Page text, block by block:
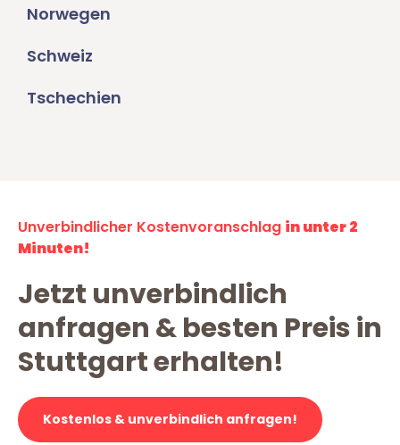
Norwegen
Schweiz
Tschechien
Unverbindlicher Kostenvoranschlag in unter 2
Minuten!
Jetzt unverbindlich
anfragen & besten Preis in
Stuttgart erhalten!
Kostenlos & unverbindlich anfragen!